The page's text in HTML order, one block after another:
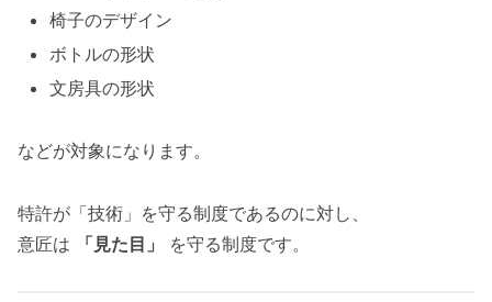
椅子のデザイン
ボトルの形状
文房具の形状
などが対象になります。
特許が「技術」を守る制度であるのに対し、
意匠は
「見た目」 を守る制度です。